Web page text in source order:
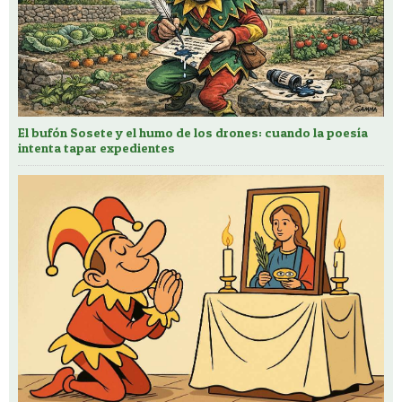
El bufón Sosete y el humo de los drones: cuando la poesía
intenta tapar expedientes